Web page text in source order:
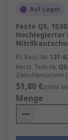
Auf Lager
Festo QS,
Hochlegierter
RS Best.-Nr. 121-
Herst. Teile-Nr.
Zwischensumme
51,80 €(ohne
Menge